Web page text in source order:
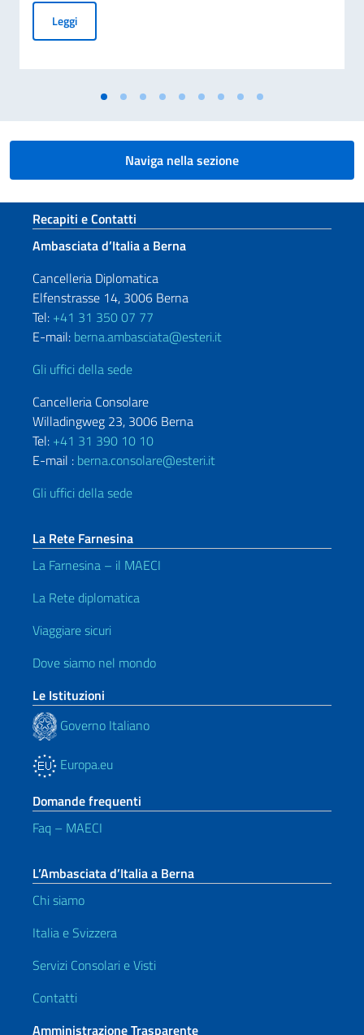
LeggiMESSAGGIO DELL’ON. VICE PRESIDENTE DEL
Naviga nella sezione
Sezione footer
Recapiti e Contatti
Ambasciata d’Italia a Berna
Cancelleria Diplomatica
Elfenstrasse 14, 3006 Berna
Tel: +41 31 350 07 77
E-mail: berna.ambasciata@esteri.it
Gli uffici della sede
Cancelleria Consolare
Willadingweg 23, 3006 Berna
Tel: +41 31 390 10 10
E-mail : berna.consolare@esteri.it
Gli uffici della sede
La Rete Farnesina
La Farnesina – il MAECI
La Rete diplomatica
Viaggiare sicuri
Dove siamo nel mondo
Le Istituzioni
Governo Italiano
Europa.eu
Domande frequenti
Faq – MAECI
L’Ambasciata d’Italia a Berna
Chi siamo
Italia e Svizzera
Servizi Consolari e Visti
Contatti
Amministrazione Trasparente